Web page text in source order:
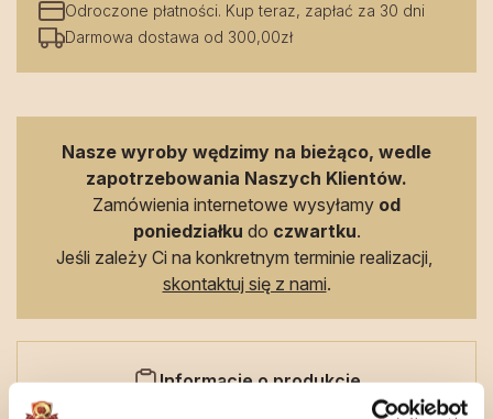
Odroczone płatności. Kup teraz, zapłać za 30 dni
Darmowa dostawa od 300,00zł
Nasze wyroby wędzimy na bieżąco, wedle
zapotrzebowania Naszych Klientów.
Zamówienia internetowe wysyłamy od
poniedziałku do czwartku.
Jeśli zależy Ci na konkretnym terminie realizacji,
skontaktuj się z nami.
Informacje o produkcie